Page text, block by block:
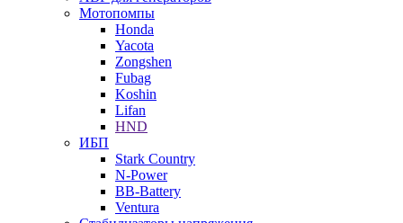
Мотопомпы
Honda
Yacota
Zongshen
Fubag
Koshin
Lifan
HND
ИБП
Stark Country
N-Power
BB-Battery
Ventura